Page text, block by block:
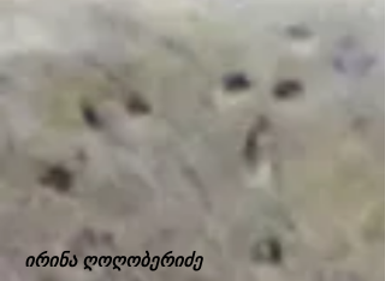
ირინა ღოღობერიძე